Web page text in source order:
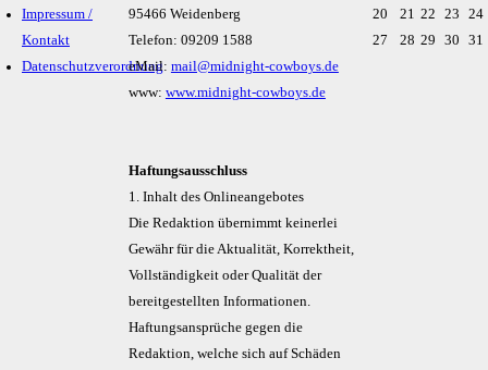
Impressum /
Kontakt
Datenschutzverordnung
95466 Weidenberg
Telefon: 09209 1588
eMail: mail@midnight-cowboys.de
www: www.midnight-cowboys.de
Haftungsausschluss
1. Inhalt des Onlineangebotes
Die Redaktion übernimmt keinerlei
Gewähr für die Aktualität, Korrektheit,
Vollständigkeit oder Qualität der
bereitgestellten Informationen.
Haftungsansprüche gegen die
Redaktion, welche sich auf Schäden
20
21 22 23
24
27
28 29 30 31